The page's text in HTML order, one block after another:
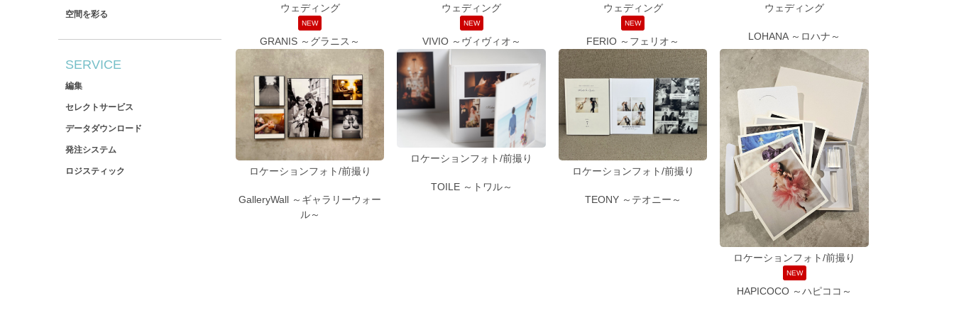
空間を彩る
SERVICE
編集
セレクトサービス
データダウンロード
発注システム
ロジスティック
ウェディング
NEW
GRANIS ～グラニス～
ウェディング
NEW
VIVIO ～ヴィヴィオ～
ウェディング
NEW
FERIO ～フェリオ～
ウェディング
LOHANA ～ロハナ～
ロケーションフォト/前撮り
GalleryWall ～ギャラリーウォー
ル～
ロケーションフォト/前撮り
TOILE ～トワル～
ロケーションフォト/前撮り
TEONY ～テオニー～
ロケーションフォト/前撮り
NEW
HAPICOCO ～ハピココ～